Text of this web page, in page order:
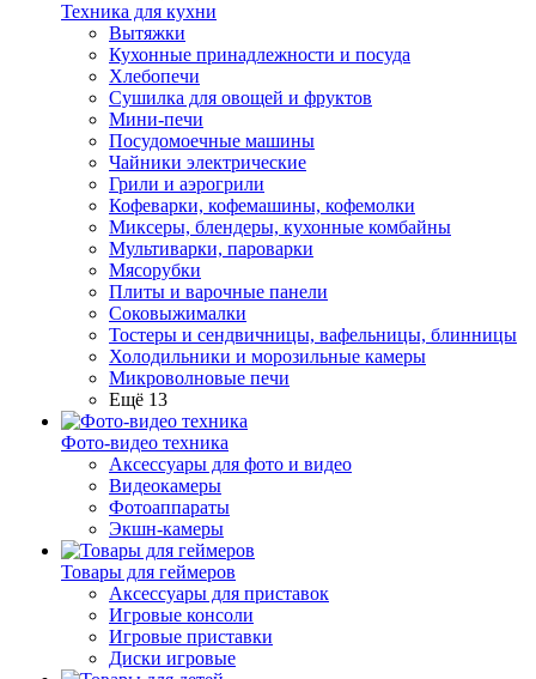
Техника для кухни
Вытяжки
Кухонные принадлежности и посуда
Хлебопечи
Сушилка для овощей и фруктов
Мини-печи
Посудомоечные машины
Чайники электрические
Грили и аэрогрили
Кофеварки, кофемашины, кофемолки
Миксеры, блендеры, кухонные комбайны
Мультиварки, пароварки
Мясорубки
Плиты и варочные панели
Соковыжималки
Тостеры и сендвичницы, вафельницы, блинницы
Холодильники и морозильные камеры
Микроволновые печи
Ещё 13
Фото-видео техника
Аксессуары для фото и видео
Видеокамеры
Фотоаппараты
Экшн-камеры
Товары для геймеров
Аксессуары для приставок
Игровые консоли
Игровые приставки
Диски игровые